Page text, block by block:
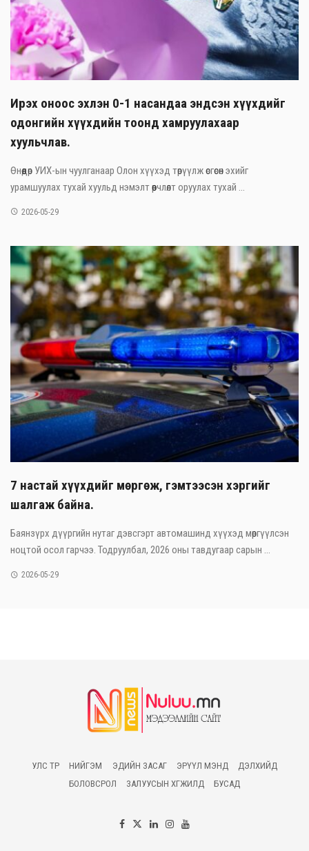
Ирэх оноос эхлэн 0-1 насандаа эндсэн хүүхдийг
одонгийн хүүхдийн тоонд хамруулахаар
хуульчлав.
Өнөөдөр УИХ-ын чуулганаар Олон хүүхэд төрүүлж өсгөсөн эхийг
урамшуулах тухай хуульд нэмэлт өөрчлөлт оруулах тухай ...
2026-05-29
7 настай хүүхдийг мөргөж, гэмтээсэн хэргийг
шалгаж байна.
Баянзүрх дүүргийн нутаг дэвсгэрт автомашинд хүүхэд мөргүүлсэн
ноцтой осол гарчээ. Тодруулбал, 2026 оны тавдугаар сарын ...
2026-05-29
УЛС ТӨР НИЙГЭМ ЭДИЙН ЗАСАГ ЭРҮҮЛ МЭНД
ДЭЛХИЙД
БОЛОВСРОЛ
ЗАЛУУСЫН ХӨГЖИЛД БУСАД